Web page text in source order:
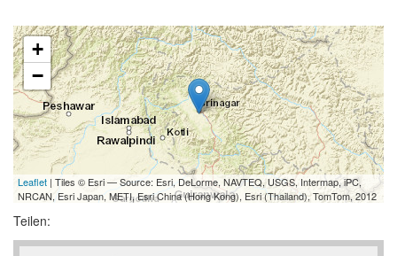
+
−
Leaflet | Tiles © Esri — Source: Esri, DeLorme, NAVTEQ, USGS, Intermap, iPC,
NRCAN, Esri Japan, METI, Esri China (Hong Kong), Esri (Thailand), TomTom, 2012
Teilen: